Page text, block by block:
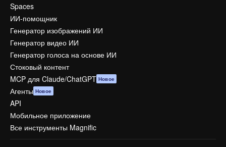
Spaces
ИИ-помощник
Генератор изображений ИИ
Генератор видео ИИ
Генератор голоса на основе ИИ
Стоковый контент
MCP для Claude/ChatGPT Новое
Агенты Новое
API
Мобильное приложение
Все инструменты Magnific